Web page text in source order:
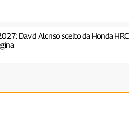
David Alonso scelto da Honda HRC